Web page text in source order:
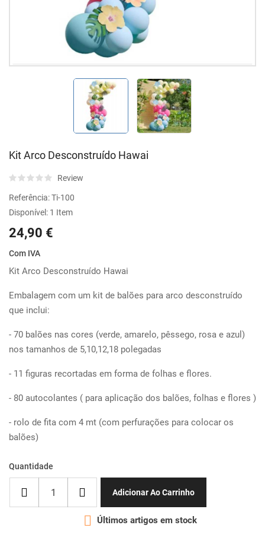
Kit Arco Desconstruído Hawai
Review
Referência:Ti-100
Disponível: 1 Item
24,90 €
Com IVA
Kit Arco Desconstruído Hawai
Embalagem com um kit de balões para arco desconstruído
que inclui:
- 70 balões nas cores (verde, amarelo, pêssego, rosa e azul)
nos tamanhos de 5,10,12,18 polegadas
- 11 figuras recortadas em forma de folhas e flores.
- 80 autocolantes ( para aplicação dos balões, folhas e flores )
- rolo de fita com 4 mt (com perfurações para colocar os
balões)
Quantidade
Adicionar Ao Carrinho
 Últimos artigos em stock